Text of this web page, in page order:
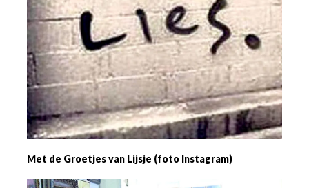
Met de Groetjes van Lijsje (foto Instagram)